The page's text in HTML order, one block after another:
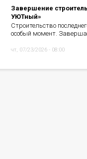
Завершение
УЮТный»
Строительство
особый момент.
чт, 07/23/2026 - 08:00